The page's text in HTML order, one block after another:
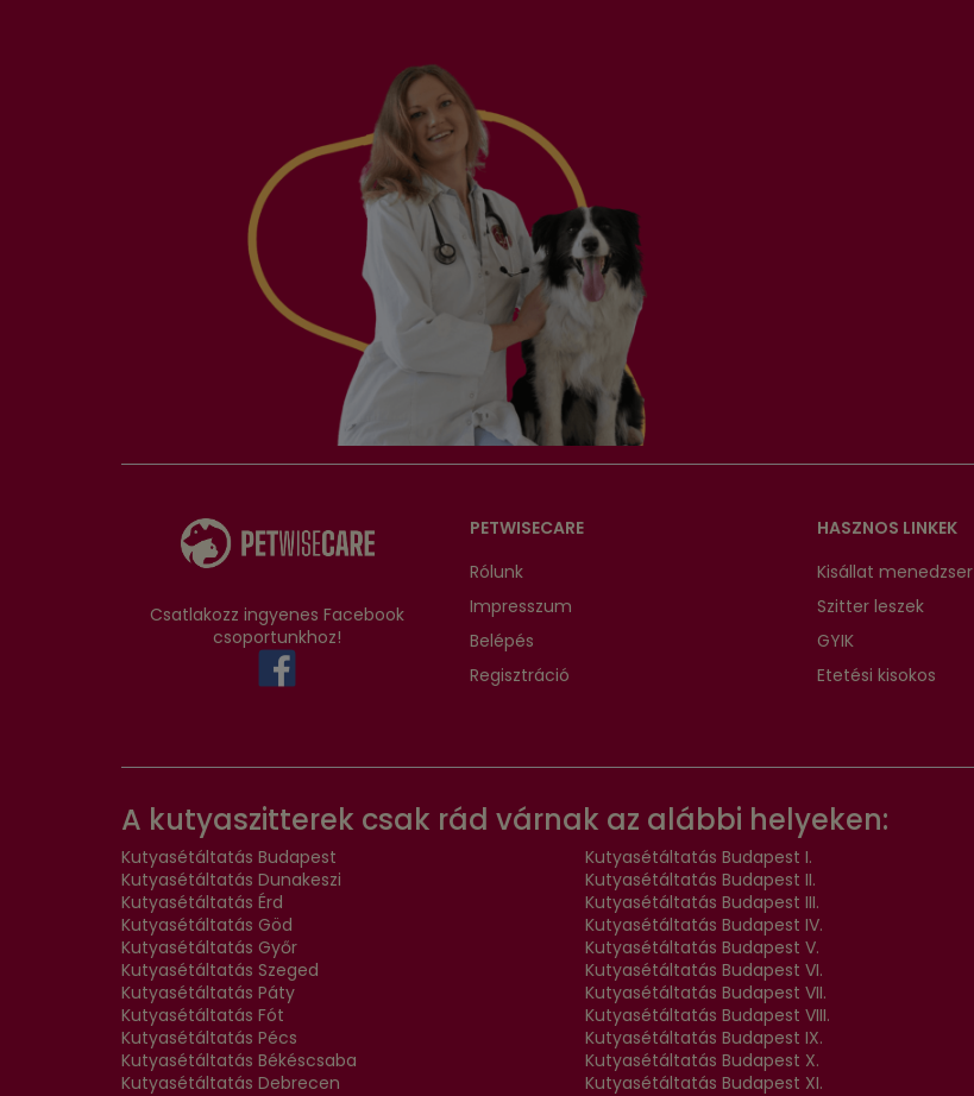
Csatlakozz ingyenes Facebook
csoportunkhoz!
PETWISECARE
Rólunk
Impresszum
Belépés
Regisztráció
HASZNOS LINKEK
Kisállat menedzser
Szitter leszek
GYIK
Etetési kisokos
A kutyaszitterek csak rád várnak az alábbi helyeken:
Kutyasétáltatás Budapest
Kutyasétáltatás Dunakeszi
Kutyasétáltatás Érd
Kutyasétáltatás Göd
Kutyasétáltatás Győr
Kutyasétáltatás Szeged
Kutyasétáltatás Páty
Kutyasétáltatás Fót
Kutyasétáltatás Pécs
Kutyasétáltatás Békéscsaba
Kutyasétáltatás Debrecen
Kutyasétáltatás Budapest I.
Kutyasétáltatás Budapest II.
Kutyasétáltatás Budapest III.
Kutyasétáltatás Budapest IV.
Kutyasétáltatás Budapest V.
Kutyasétáltatás Budapest VI.
Kutyasétáltatás Budapest VII.
Kutyasétáltatás Budapest VIII.
Kutyasétáltatás Budapest IX.
Kutyasétáltatás Budapest X.
Kutyasétáltatás Budapest XI.